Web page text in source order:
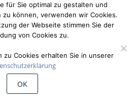
Erdbebenwarte Göttingen
für Sie optimal zu gestalten und
können, verwenden wir Cookies.
der Webseite stimmen Sie der
von Cookies zu.
zu Cookies erhalten Sie in unserer
OK